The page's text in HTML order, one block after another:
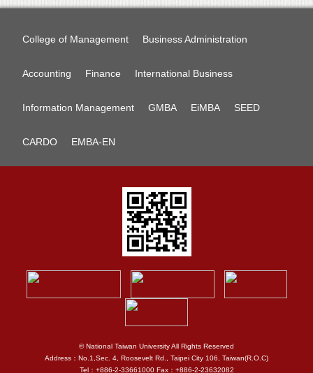
College of Management Business Administration
Accounting Finance International Business
Information Management GMBA EiMBA SEED
CARDO EMBA-EN
© National Taiwan University All Rights Reserved
Address：No.1,Sec. 4, Roosevelt Rd., Taipei City 106, Taiwan(R.O.C)
Tel：+886-2-33661000 Fax：+886-2-23632082